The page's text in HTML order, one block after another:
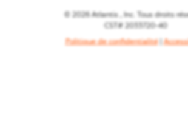
© 2026 Atlantis , Inc. Tous droits
CST# 2033720-40
Politique de confidentialité|